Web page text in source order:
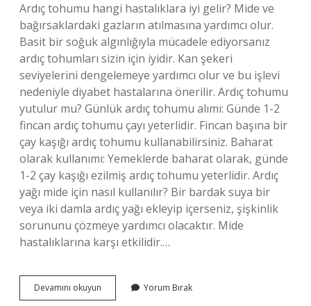
Ardıç tohumu hangi hastalıklara iyi gelir? Mide ve
bağırsaklardaki gazların atılmasına yardımcı olur.
Basit bir soğuk algınlığıyla mücadele ediyorsanız
ardıç tohumları sizin için iyidir. Kan şekeri
seviyelerini dengelemeye yardımcı olur ve bu işlevi
nedeniyle diyabet hastalarına önerilir. Ardıç tohumu
yutulur mu? Günlük ardıç tohumu alımı: Günde 1-2
fincan ardıç tohumu çayı yeterlidir. Fincan başına bir
çay kaşığı ardıç tohumu kullanabilirsiniz. Baharat
olarak kullanımı: Yemeklerde baharat olarak, günde
1-2 çay kaşığı ezilmiş ardıç tohumu yeterlidir. Ardıç
yağı mide için nasıl kullanılır? Bir bardak suya bir
veya iki damla ardıç yağı ekleyip içerseniz, şişkinlik
sorununu çözmeye yardımcı olacaktır. Mide
hastalıklarına karşı etkilidir.…
Devamını okuyun
Tohumu
Yorum Bırak